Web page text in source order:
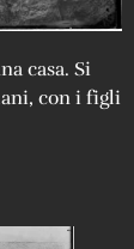
casa. Si
con i figli